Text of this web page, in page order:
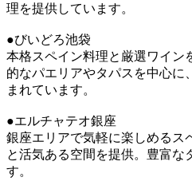
理を提供しています。
●びいどろ池袋
本格スペイン料理と厳選ワイン
的なパエリアやタパスを中心に
まれています。
●エルチャテオ銀座
銀座エリアで気軽に楽しめるス
と活気ある空間を提供。豊富な
す。